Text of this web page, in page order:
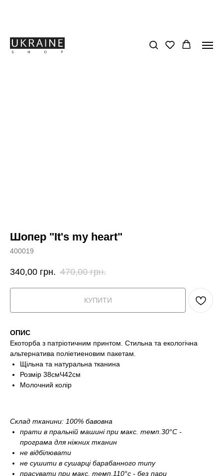
Шопер "It's my heart"
400019
340,00 грн. 470,00 грн.
КУПИТИ
ОПИС
Екоторба з патріотичним принтом. Стильна та екологічна
альтернатива поліетиеновим пакетам.
Щільна та натуральна тканина
Розмір 38смЧ42см
Молочний колір
Склад тканини: 100% бавовна
прати в пральній машині при макс. темп.30°С -
програма для ніжних тканин
не відбілювати
не сушити в сушарці барабанного типу
прасувати при макс. темп.110°c - без пари